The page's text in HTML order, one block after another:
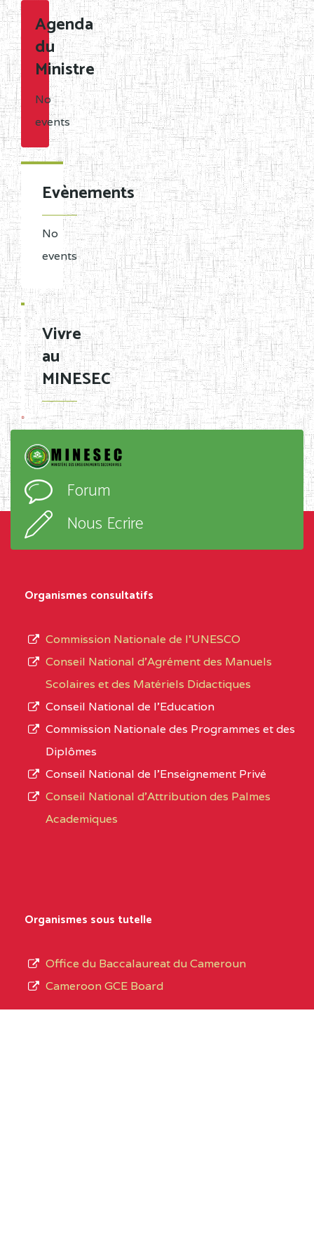
Agenda
du
Ministre
No
events
Evènements
No
events
Vivre
au
MINESEC
Forum
Nous Ecrire
Organismes consultatifs
Commission Nationale de l’UNESCO
Conseil National d’Agrément des Manuels
Scolaires et des Matériels Didactiques
Conseil National de l’Education
Commission Nationale des Programmes et des
Diplômes
Conseil National de l’Enseignement Privé
Conseil National d'Attribution des Palmes
Academiques
Organismes sous tutelle
Office du Baccalaureat du Cameroun
Cameroon GCE Board